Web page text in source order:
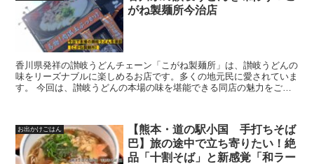
がね製麺所今治店
香川県発祥の讃岐うどんチェーン「こがね製麺所」は、讃岐うどんの
味をリーズナブルに楽しめるお店です。多くの地元民に愛されていま
す。 今回は、讃岐うどんの本場の味を堪能できる同店の魅力をご紹
お出かけごはん
【熊本・道の駅小国 手打ちそば
巴】旅の途中で立ち寄りたい！絶
品「十割そば」と新感覚「和ラー